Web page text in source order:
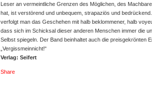
Leser an vermeintliche Grenzen des Möglichen, des
hat, ist verstörend und unbequem, strapaziös und
verfolgt man das Geschehen mit halb beklommener, halb
dass sich im Schicksal dieser anderen Menschen immer die
Selbst spiegeln. Der Band beinhaltet auch die preisgekrönten
„Vergissmeinnicht!“
Verlag: Seifert
Share